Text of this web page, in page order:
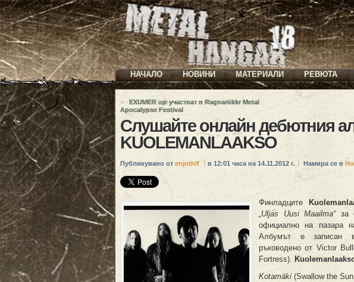
НАЧАЛО НОВИНИ МАТЕРИАЛИ РЕВЮТА
«
EXUMER ще участват в Ragnarökkr Metal
Apocalypse Festival
Слушайте онлайн дебютния
KUOLEMANLAAKSO
Публикувано от enjnthlf в 12:01 часа на 14.11.2012 г. Намира се в
Финладците
„Uljas Uusi Maailma“за
официално на пазара
Албумът е записан в
ръководено от Victor
Fortress).
Kotamäki (Swallow the